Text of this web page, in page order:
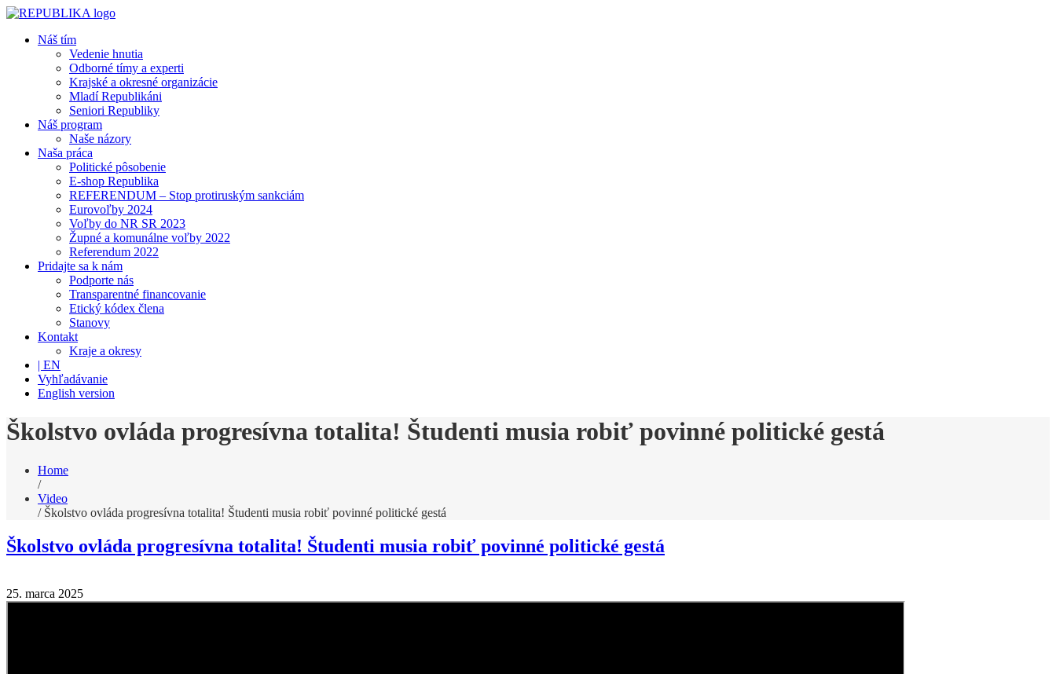
Náš tím
Vedenie hnutia
Odborné tímy a experti
Krajské a okresné organizácie
Mladí Republikáni
Seniori Republiky
Náš program
Naše názory
Naša práca
Politické pôsobenie
E-shop Republika
REFERENDUM – Stop protiruským sankciám
Eurovoľby 2024
Voľby do NR SR 2023
Župné a komunálne voľby 2022
Referendum 2022
Pridajte sa k nám
Podporte nás
Transparentné financovanie
Etický kódex člena
Stanovy
Kontakt
Kraje a okresy
| EN
Vyhľadávanie
English version
Školstvo ovláda progresívna totalita! Študenti musia robiť povinné politické gestá
Home
/
Video
/ Školstvo ovláda progresívna totalita! Študenti musia robiť povinné politické gestá
Školstvo ovláda progresívna totalita! Študenti musia robiť povinné politické gestá
25. marca 2025